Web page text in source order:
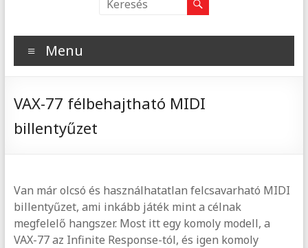
Menu
VAX-77 félbehajtható MIDI
billentyűzet
Van már olcsó és használhatatlan felcsavarható MIDI
billentyűzet, ami inkább játék mint a célnak
megfelelő hangszer. Most itt egy komoly modell, a
VAX-77 az Infinite Response-tól, és igen komoly